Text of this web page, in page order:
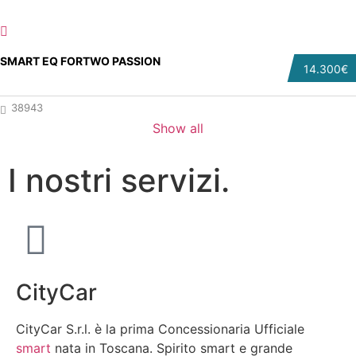
14.300€
SMART EQ FORTWO PASSION
38943
Show all
I nostri servizi.
CityCar
CityCar S.r.l. è la prima Concessionaria Ufficiale
smart nata in Toscana. Spirito smart e grande